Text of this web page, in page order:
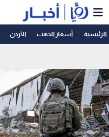
الرئيسية أسعار الذهب الأردن